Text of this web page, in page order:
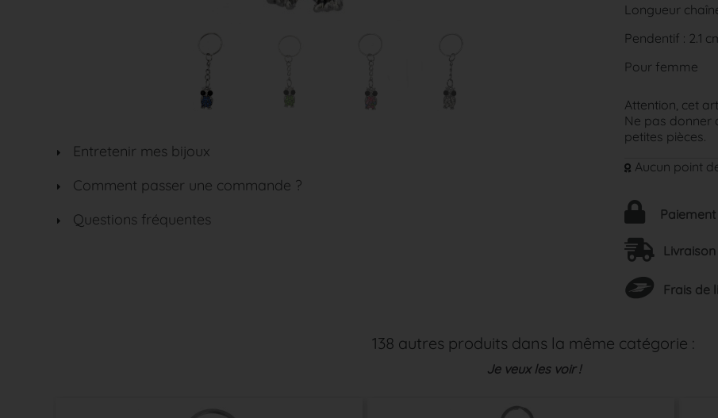
Entretenir mes bijoux
Comment passer une commande ?
Questions fréquentes
Longueur
Pendentif : 2.1
Pour femme
Attention, cet
Ne pas donner
petites pièces.
Aucun point
Frais de
138 autres produits dans la même catégorie :
Je veux les voir !